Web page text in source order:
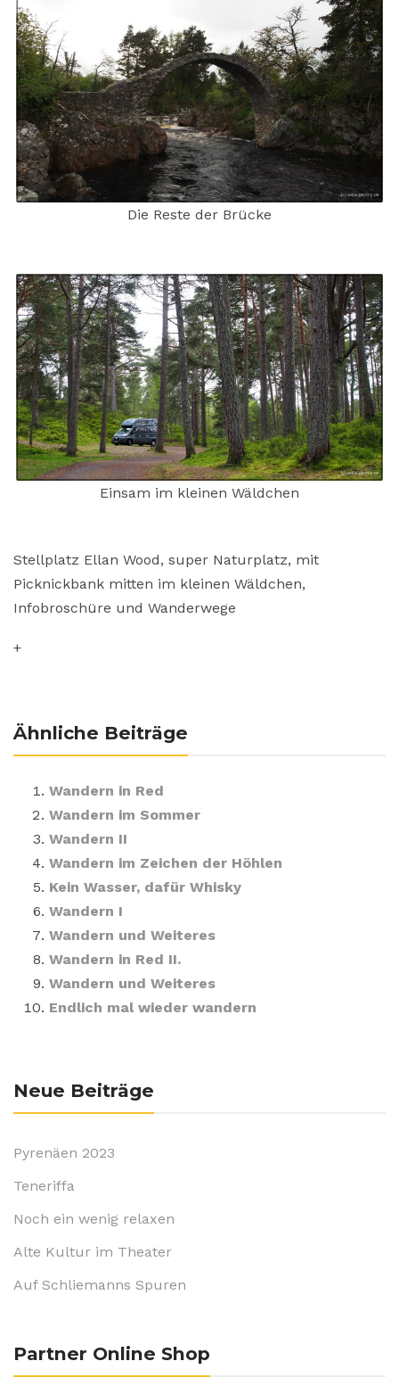
Die Reste der Brücke
Einsam im kleinen Wäldchen
Stellplatz Ellan Wood, super Naturplatz, mit
Picknickbank mitten im kleinen Wäldchen,
Infobroschüre und Wanderwege
+
Ähnliche Beiträge
Wandern in Red
Wandern im Sommer
Wandern II
Wandern im Zeichen der Höhlen
Kein Wasser, dafür Whisky
Wandern I
Wandern und Weiteres
Wandern in Red II.
Wandern und Weiteres
Endlich mal wieder wandern
Neue Beiträge
Pyrenäen 2023
Teneriffa
Noch ein wenig relaxen
Alte Kultur im Theater
Auf Schliemanns Spuren
Partner Online Shop